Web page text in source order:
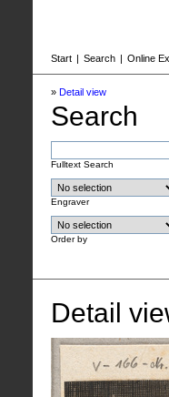
Start | Search | Online
» Detail view
Search
Fulltext Search
Engraver
Order by
Detail